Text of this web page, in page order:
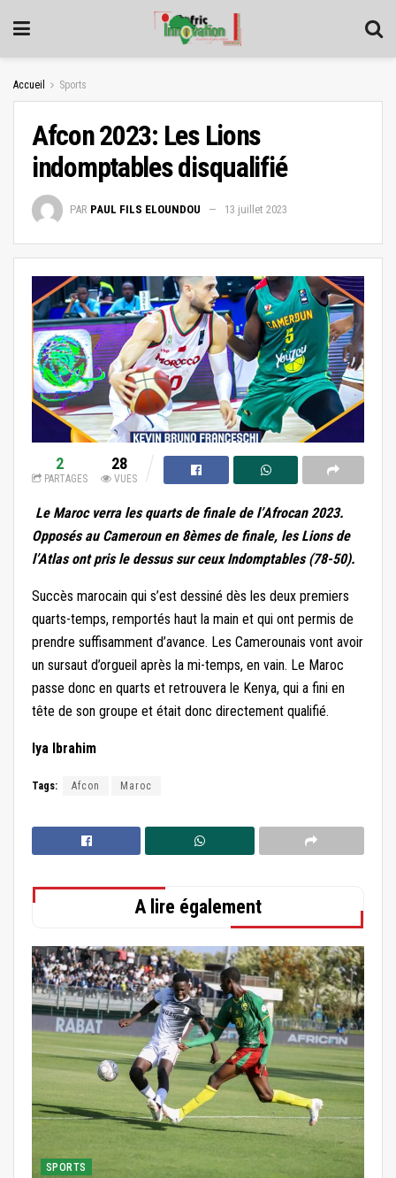
Accueil Sports
Afcon 2023: Les Lions
indomptables disqualifié
PAR PAUL FILS ELOUNDOU 13 juillet 2023
2
PARTAGES
28
VUES
Le Maroc verra les quarts de finale de l’Afrocan 2023.
Opposés au Cameroun en 8èmes de finale, les Lions de
l’Atlas ont pris le dessus sur ceux Indomptables (78-50).
Succès marocain qui s’est dessiné dès les deux premiers
quarts-temps, remportés haut la main et qui ont permis de
prendre suffisamment d’avance. Les Camerounais vont avoir
un sursaut d’orgueil après la mi-temps, en vain. Le Maroc
passe donc en quarts et retrouvera le Kenya, qui a fini en
tête de son groupe et était donc directement qualifié.
Iya Ibrahim
Tags: Afcon Maroc
A lire également
SPORTS